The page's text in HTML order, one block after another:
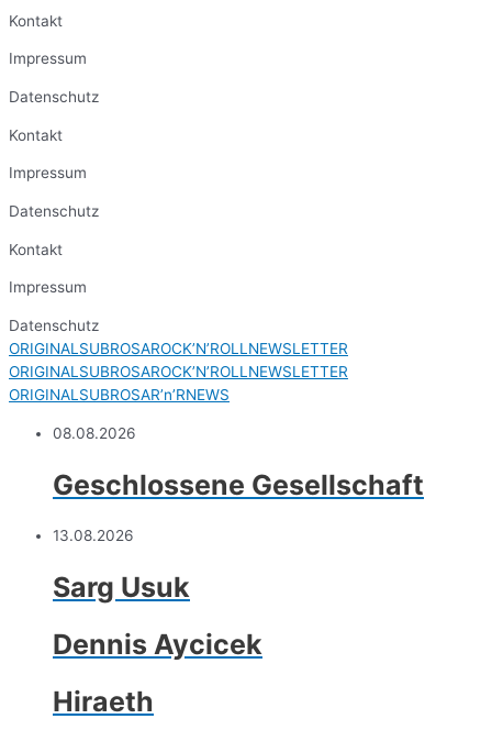
Kontakt
Impressum
Datenschutz
Kontakt
Impressum
Datenschutz
Kontakt
Impressum
Datenschutz
ORIGINALSUBROSAROCK’N’ROLLNEWSLETTER
ORIGINALSUBROSAROCK’N’ROLLNEWSLETTER
ORIGINALSUBROSAR’n’RNEWS
08.08.2026
Geschlossene Gesellschaft
13.08.2026
Sarg Usuk
Dennis Aycicek
Hiraeth